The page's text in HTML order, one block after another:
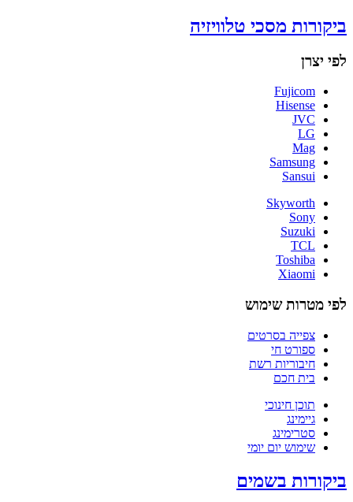
ביקורות מסכי טלוויזיה
לפי יצרן
Fujicom
Hisense
JVC
LG
Mag
Samsung
Sansui
Skyworth
Sony
Suzuki
TCL
Toshiba
Xiaomi
לפי מטרות שימוש
צפייה בסרטים
ספורט חי
חיבוריות רשת
בית חכם
תוכן חינוכי
גיימינג
סטרימינג
שימוש יום יומי
ביקורות בשמים